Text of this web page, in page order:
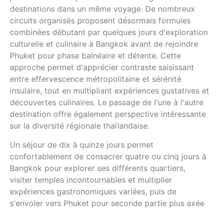
destinations dans un même voyage. De nombreux
circuits organisés proposent désormais formules
combinées débutant par quelques jours d'exploration
culturelle et culinaire à Bangkok avant de rejoindre
Phuket pour phase balnéaire et détente. Cette
approche permet d'apprécier contraste saisissant
entre effervescence métropolitaine et sérénité
insulaire, tout en multipliant expériences gustatives et
découvertes culinaires. Le passage de l'une à l'autre
destination offre également perspective intéressante
sur la diversité régionale thaïlandaise.
Un séjour de dix à quinze jours permet
confortablement de consacrer quatre ou cinq jours à
Bangkok pour explorer ses différents quartiers,
visiter temples incontournables et multiplier
expériences gastronomiques variées, puis de
s'envoler vers Phuket pour seconde partie plus axée